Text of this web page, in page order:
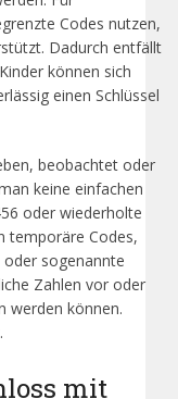
Codes nutzen,
Dadurch entfällt
können sich
einen Schlüssel
beobachtet oder
keine einfachen
oder wiederholte
temporäre Codes,
oder sogenannte
Zahlen vor oder
werden können.
mit